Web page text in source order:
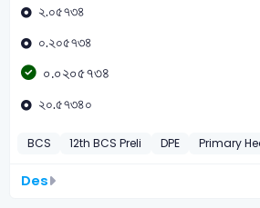
২.০৫৭৩৪
০.২০৫৭৩৪
০.০২০৫৭৩৪
২০.৫৭৩৪০
BCS 12th BCS Preli DPE Primary
Des